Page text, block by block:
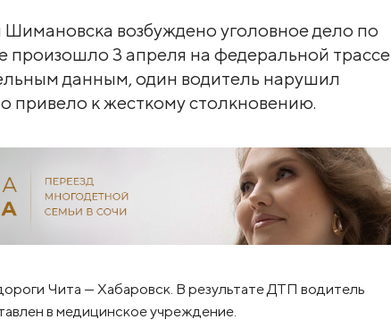
возбуждено уголовное дело по
произошло 3 апреля на федеральной трассе
данным, один водитель нарушил
привело к жесткому столкновению.
Чита — Хабаровск. В результате ДТП водитель
в медицинское учреждение.